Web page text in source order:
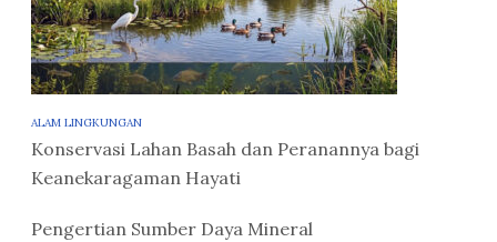
ALAM LINGKUNGAN
Konservasi Lahan Basah dan Peranannya bagi
Keanekaragaman Hayati
Pengertian Sumber Daya Mineral